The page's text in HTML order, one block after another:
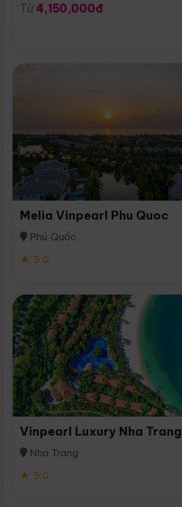
Từ 4,150,000đ
Melia Vinpearl Phu Quoc
Phú Quốc
★ 5.0
Vinpearl Luxury Nha Trang
Nha Trang
★ 5.0